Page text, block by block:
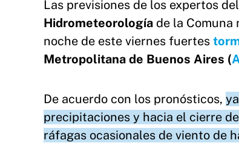
Las previsiones de los expertos del
Hidrometeorología de la Comuna
noche de este viernes fuertes
Metropolitana de Buenos Aires (
De acuerdo con los pronósticos,
precipitaciones y hacia el cierre
ráfagas ocasionales de viento de